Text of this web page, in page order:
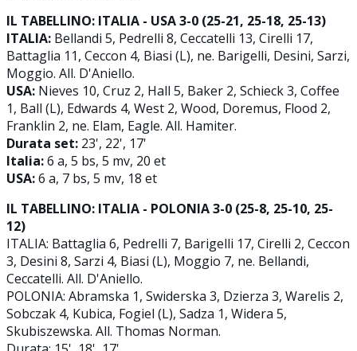
IL TABELLINO: ITALIA - USA 3-0 (25-21, 25-18, 25-13)
ITALIA: Bellandi 5, Pedrelli 8, Ceccatelli 13, Cirelli 17,
Battaglia 11, Ceccon 4, Biasi (L), ne. Barigelli, Desini, Sarzi,
Moggio. All. D'Aniello.
USA: Nieves 10, Cruz 2, Hall 5, Baker 2, Schieck 3, Coffee
1, Ball (L), Edwards 4, West 2, Wood, Doremus, Flood 2,
Franklin 2, ne. Elam, Eagle. All. Hamiter.
Durata set: 23', 22', 17'
Italia:6 a, 5 bs, 5 mv, 20 et
USA:6 a, 7 bs, 5 mv, 18 et
IL TABELLINO: ITALIA - POLONIA 3-0 (25-8, 25-10, 25-
12)
ITALIA: Battaglia 6, Pedrelli 7, Barigelli 17, Cirelli 2, Ceccon
3, Desini 8, Sarzi 4, Biasi (L), Moggio 7, ne. Bellandi,
Ceccatelli. All. D'Aniello.
POLONIA: Abramska 1, Swiderska 3, Dzierza 3, Warelis 2,
Sobczak 4, Kubica, Fogiel (L), Sadza 1, Widera 5,
Skubiszewska. All. Thomas Norman.